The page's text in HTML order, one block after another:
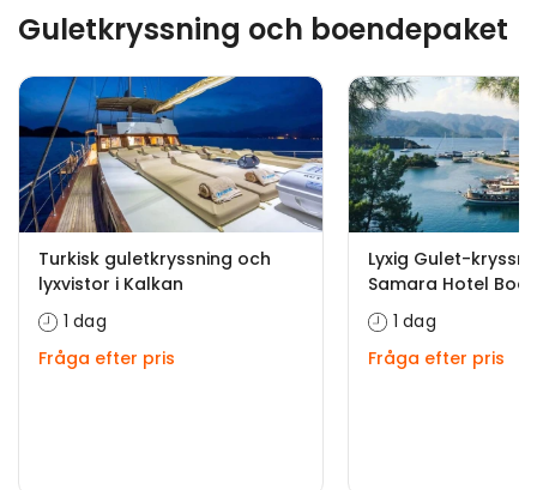
Guletkryssning och boendepaket
Turkisk guletkryssning och
lyxvistor i Kalkan
1 dag
Fråga efter pris
Lyxig Gulet-
Samara Hotel
1 dag
Fråga efter pris